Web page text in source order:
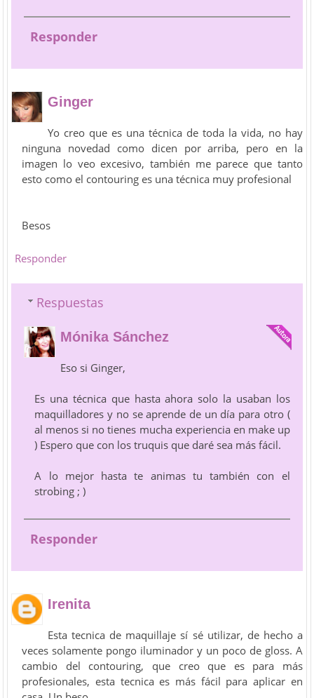
Responder
Ginger
Yo creo que es una técnica de toda la vida, no hay
ninguna novedad como dicen por arriba, pero en la
imagen lo veo excesivo, también me parece que tanto
esto como el contouring es una técnica muy profesional
Besos
Responder
Respuestas
Mónika Sánchez
Eso si Ginger,
Es una técnica que hasta ahora solo la usaban los
maquilladores y no se aprende de un día para otro (
al menos si no tienes mucha experiencia en make up
) Espero que con los truquis que daré sea más fácil.
A lo mejor hasta te animas tu también con el
strobing ; )
Responder
Irenita
Esta tecnica de maquillaje sí sé utilizar, de hecho a
veces solamente pongo iluminador y un poco de gloss. A
cambio del contouring, que creo que es para más
profesionales, esta tecnica es más fácil para aplicar en